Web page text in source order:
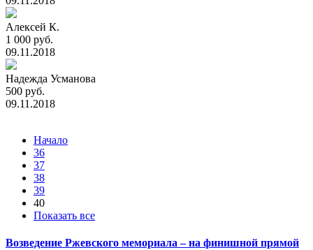
Алексей К.
1 000 руб.
09.11.2018
Надежда Усманова
500 руб.
09.11.2018
Начало
36
37
38
39
40
Показать все
Возведение Ржевского мемориала – на финишной прямой